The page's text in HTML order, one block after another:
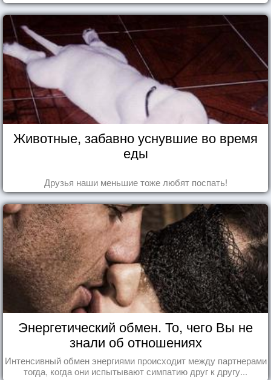
Животные, забавно уснувшие во время
еды
Друзья наши меньшие тоже любят поспать!
Энергетический обмен. То, чего Вы не
знали об отношениях
Интенсивный обмен энергиями происходит между партнерами
тогда, когда они испытывают симпатию друг к другу...